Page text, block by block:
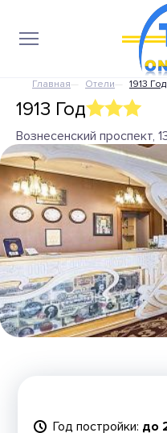
Главная Отели 1913 Год
1913 Год
Вознесенский проспект,
Год постройки: до